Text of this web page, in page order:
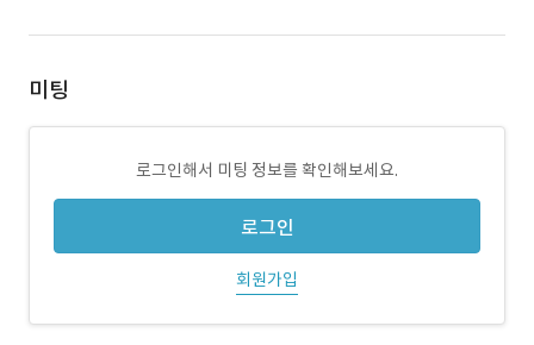
미팅
로그인해서 미팅 정보를 확인해보세요.
로그인
회원가입